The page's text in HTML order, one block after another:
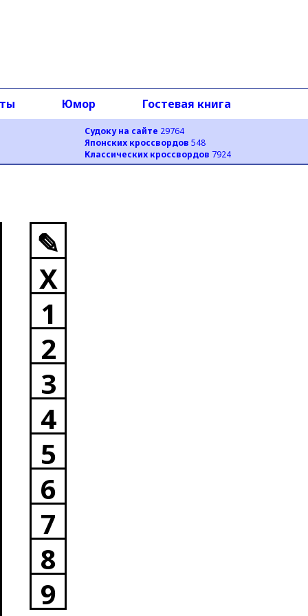
Судоку на сайте 29764
Японских кроссвордов 548
Классических кроссвордов 7924
Юмор Гостевая книга
✎
X
1
2
3
4
5
6
7
8
9